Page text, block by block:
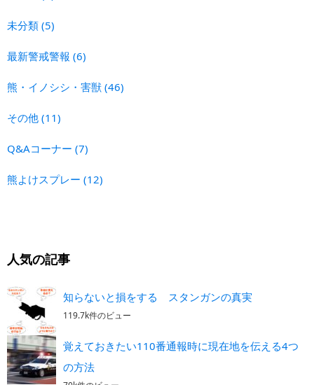
未分類 (5)
最新警戒警報 (6)
熊・イノシシ・害獣 (46)
その他 (11)
Q&Aコーナー (7)
熊よけスプレー (12)
人気の記事
知らないと損をする スタンガンの真実
119.7k件のビュー
覚えておきたい110番通報時に現在地を伝える4つ
の方法